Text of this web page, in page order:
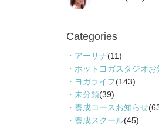
Categories
アーサナ(11)
ホットヨガスタジオお
ヨガライフ(143)
未分類(39)
養成コースお知らせ
養成スクール(45)